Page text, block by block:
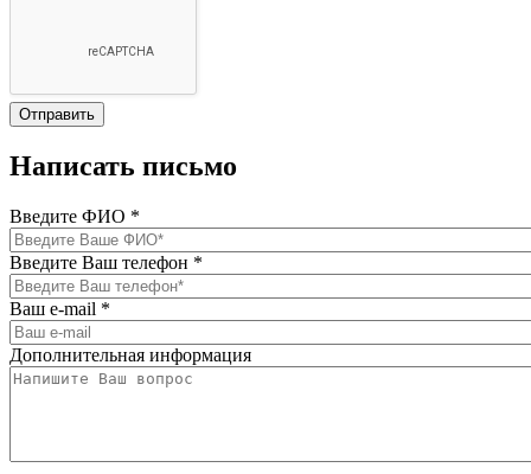
Написать письмо
Введите ФИО *
Введите Ваш телефон *
Ваш e-mail *
Дополнительная информация